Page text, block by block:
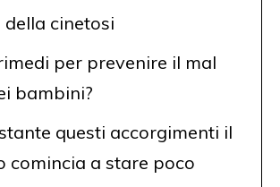
della cinetosi
per prevenire il mal
bambini?
questi accorgimenti il
comincia a stare poco